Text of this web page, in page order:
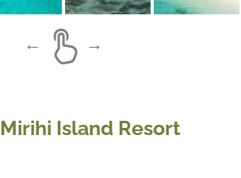
Mirihi Island Resort